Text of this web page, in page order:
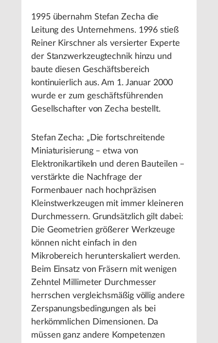
1995 übernahm Stefan Zecha die
Leitung des Unternehmens. 1996 stieß
Reiner Kirschner als versierter Experte
der Stanzwerkzeugtechnik hinzu und
baute diesen Geschäftsbereich
kontinuierlich aus. Am 1. Januar 2000
wurde er zum geschäftsführenden
Gesellschafter von Zecha bestellt.
Stefan Zecha: „Die fortschreitende
Miniaturisierung – etwa von
Elektronikartikeln und deren Bauteilen –
verstärkte die Nachfrage der
Formenbauer nach hochpräzisen
Kleinstwerkzeugen mit immer kleineren
Durchmessern. Grundsätzlich gilt dabei:
Die Geometrien größerer Werkzeuge
können nicht einfach in den
Mikrobereich herunterskaliert werden.
Beim Einsatz von Fräsern mit wenigen
Zehntel Millimeter Durchmesser
herrschen vergleichsmäßig völlig andere
Zerspanungsbedingungen als bei
herkömmlichen Dimensionen. Da
müssen ganz andere Kompetenzen